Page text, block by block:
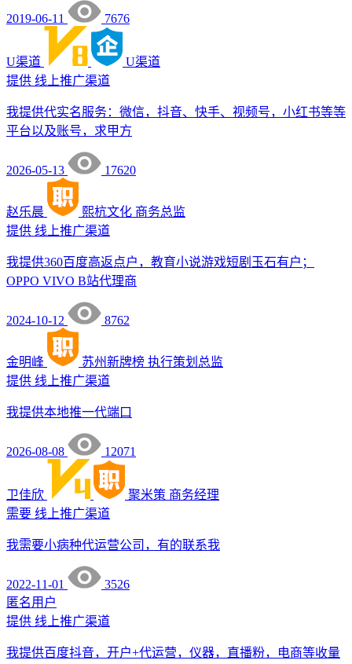
2019-06-11 7676
U渠道
U渠道
提供 线上推广渠道
我提供代实名服务：微信，抖音、快手、视频号，小红书等等
平台以及账号，求甲方
2026-05-13 17620
赵乐晨 熙杭文化 商务总监
提供 线上推广渠道
我提供360百度高返点户，教育小说游戏短剧玉石有户；
OPPO VIVO B站代理商
2024-10-12 8762
金明峰 苏州新牌榜 执行策划总监
提供 线上推广渠道
我提供本地推一代端口
2026-08-08 12071
卫佳欣 聚米策 商务经理
需要 线上推广渠道
我需要小病种代运营公司，有的联系我
2022-11-01
3526
匿名用户
提供 线上推广渠道
我提供百度抖音，开户+代运营，仪器，直播粉，电商等收量